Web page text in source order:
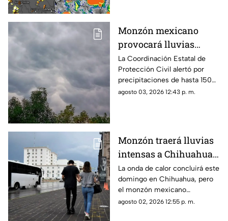
Monzón mexicano
provocará lluvias
intensas, granizo y
fuertes vientos en
Chihuahua esta
semana
La Coordinación Estatal de
Protección Civil alertó por
precipitaciones de hasta 150
milímetros, rachas de viento
agosto 03, 2026 12:43 p. m.
Monzón traerá lluvias
intensas a Chihuahua;
esta fecha termina la
onda de calor
La onda de calor concluirá este
domingo en Chihuahua, pero
el monzón mexicano
mantendrá lluvias fuertes,
agosto 02, 2026 12:55 p. m.